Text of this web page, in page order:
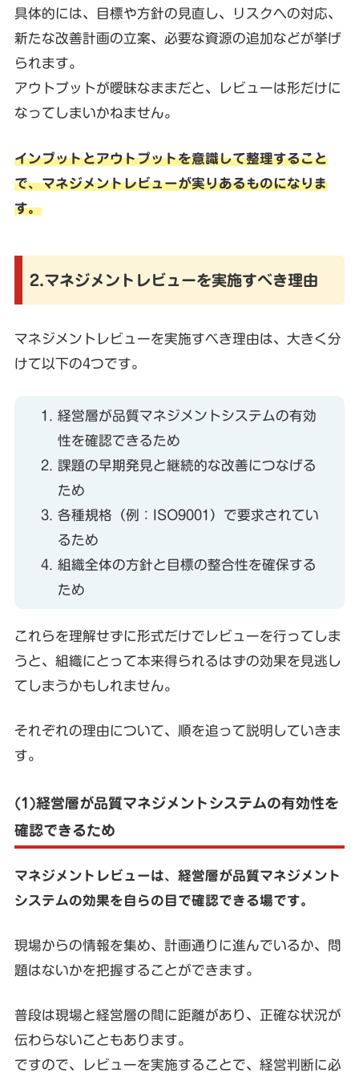
具体的には、目標や方針の見直し、リスクへの対応、
新たな改善計画の立案、必要な資源の追加などが挙げ
られます。
アウトプットが曖昧なままだと、レビューは形だけに
なってしまいかねません。
インプットとアウトプットを意識して整理すること
で、マネジメントレビューが実りあるものになりま
す。
2.マネジメントレビューを実施すべき理由
マネジメントレビューを実施すべき理由は、大きく分
けて以下の4つです。
経営層が品質マネジメントシステムの有効
性を確認できるため
課題の早期発見と継続的な改善につなげる
ため
各種規格（例：ISO9001）で要求されてい
るため
組織全体の方針と目標の整合性を確保する
ため
これらを理解せずに形式だけでレビューを行ってしま
うと、組織にとって本来得られるはずの効果を見逃し
てしまうかもしれません。
それぞれの理由について、順を追って説明していきま
す。
(1)経営層が品質マネジメントシステムの有効性を
確認できるため
マネジメントレビューは、経営層が品質マネジメント
システムの効果を自らの目で確認できる場です。
現場からの情報を集め、計画通りに進んでいるか、問
題はないかを把握することができます。
普段は現場と経営層の間に距離があり、正確な状況が
伝わらないこともあります。
ですので、レビューを実施することで、経営判断に必